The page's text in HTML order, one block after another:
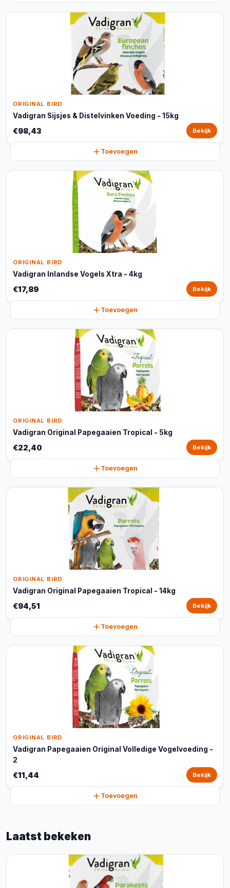
ORIGINAL BIRD
Vadigran Sijsjes & Distelvinken Voeding - 15kg
€98,43 Bekijk
Toevoegen
ORIGINAL BIRD
Vadigran Inlandse Vogels Xtra - 4kg
€17,89 Bekijk
Toevoegen
ORIGINAL BIRD
Vadigran Original Papegaaien Tropical - 5kg
€22,40 Bekijk
Toevoegen
ORIGINAL BIRD
Vadigran Original Papegaaien Tropical - 14kg
€94,51 Bekijk
Toevoegen
ORIGINAL BIRD
Vadigran Papegaaien Original Volledige Vogelvoeding -
2
€11,44 Bekijk
Toevoegen
Laatst bekeken